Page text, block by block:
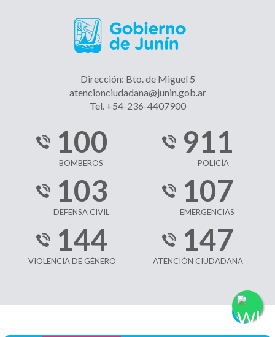
Dirección: Bto. de Miguel 5
atencionciudadana@junin.gob.ar
Tel. +54-236-4407900
100
BOMBEROS
911
POLICÍA
103
DEFENSA CIVIL
107
EMERGENCIAS
144
VIOLENCIA DE GÉNERO
147
ATENCIÓN CIUDADANA